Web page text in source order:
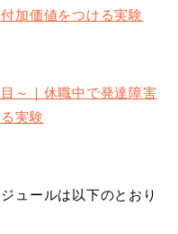
加価値をつける実験
～｜休職中で発達障害
実験
ュールは以下のとおり